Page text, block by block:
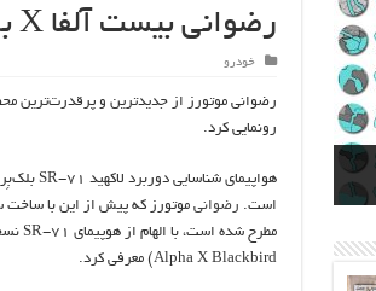
رضوانی بیست آلفا X بلک‌ برد معرفی شد
خودرو
رونمایی کرد.
است. رضوانیموتورز که پیش از این با ساخت
Alpha X Blackbird) معرفی کرد.
مالکان اراضی شاهنامه ۳۵